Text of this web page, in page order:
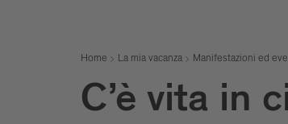
Home La mia vacanza Manifestazioni ed
C’è vita in